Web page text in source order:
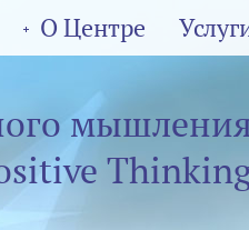
О Центре